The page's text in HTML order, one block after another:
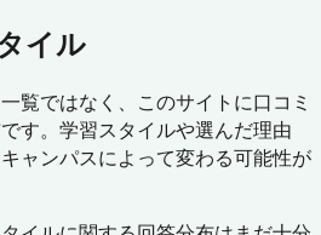
イル
覧ではなく、このサイトに口コミ
す。学習スタイルや選んだ理由
ャンパスによって変わる可能性が